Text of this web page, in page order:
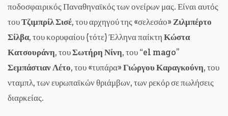
ποδοσφαιρικός Παναθηναϊκός των ονείρων μας. Είναι αυτός
τουΤζιμπρίλ Σισέ, του αρχηγού της «σελεσάο»Ζιλμπέρτο
Σίλβα, του κορυφαίου (τότε) Έλληνα παίκτηΚώστα
Κατσουράνη, τουΣωτήρη Νίνη, του “el mago”
Σεμπάστιαν Λέτο, του «τυπάρα»Γιώργου Καραγκούνη, του
νταμπλ, των ευρωπαϊκών θριάμβων, των ρεκόρ σε πωλήσεις
διαρκείας.